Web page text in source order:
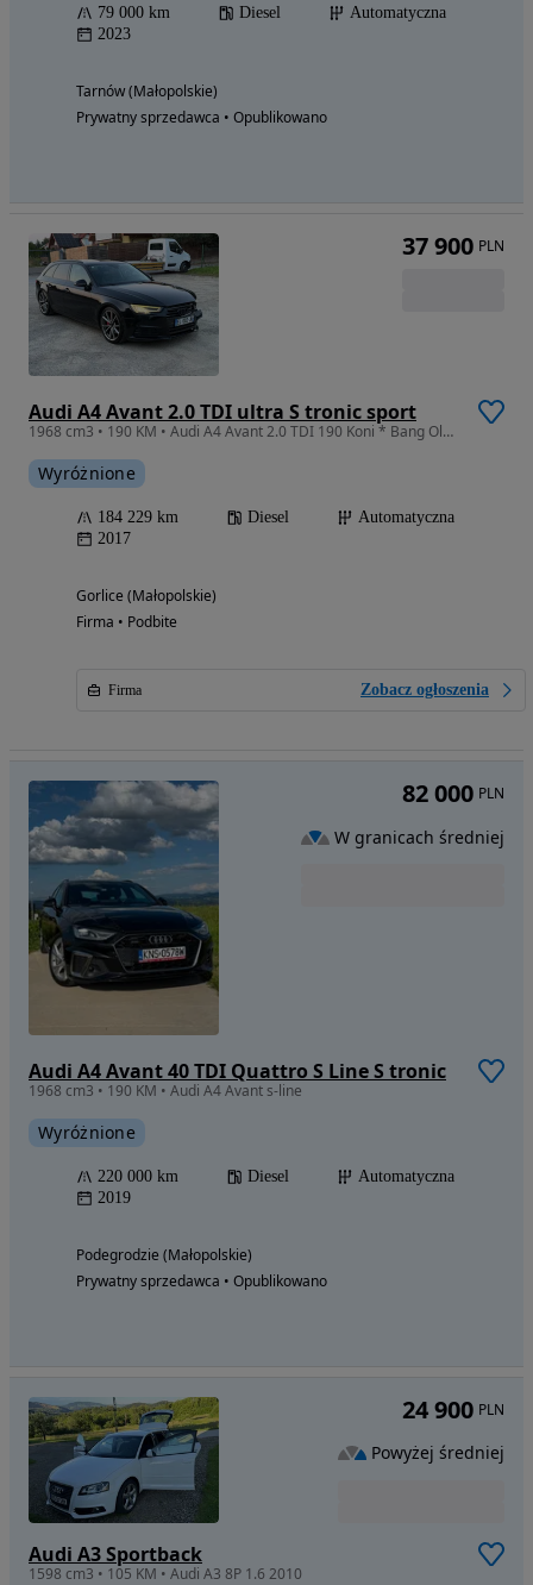
79 000 km Diesel
Automatyczna
2023
Tarnów (Małopolskie)
Prywatny sprzedawca • Opublikowano
Audi A4 Avant 2.0 TDI ultra S tronic sport
1968 cm3 • 190 KM • Audi A4 Avant 2.0 TDI 190 Koni * Bang Olufsen
Wyróżnione
184 229 km Diesel
Automatyczna
2017
Gorlice (Małopolskie)
Firma • Podbite
Firma Zobacz ogłoszenia
37 900 PLN
Audi A4 Avant 40 TDI Quattro S Line S tronic
1968 cm3 • 190 KM • Audi A4 Avant s-line
Wyróżnione
220 000 km Diesel
Automatyczna
2019
Podegrodzie (Małopolskie)
Prywatny sprzedawca • Opublikowano
82 000 PLN
W granicach średniej
Audi A3 Sportback
1598 cm3 • 105 KM • Audi A3 8P 1.6 2010
24 900 PLN
Powyżej średniej